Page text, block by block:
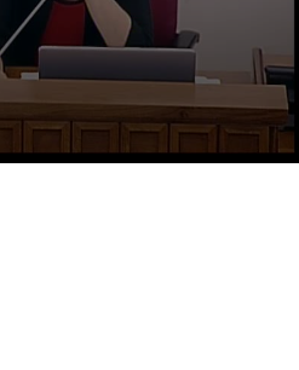
menu di navigazione